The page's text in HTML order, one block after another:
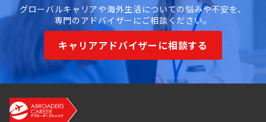
グローバルキャリアや海外生活についての悩みや不安を、
専門のアドバイザーにご相談ください。
キャリアアドバイザーに相談する